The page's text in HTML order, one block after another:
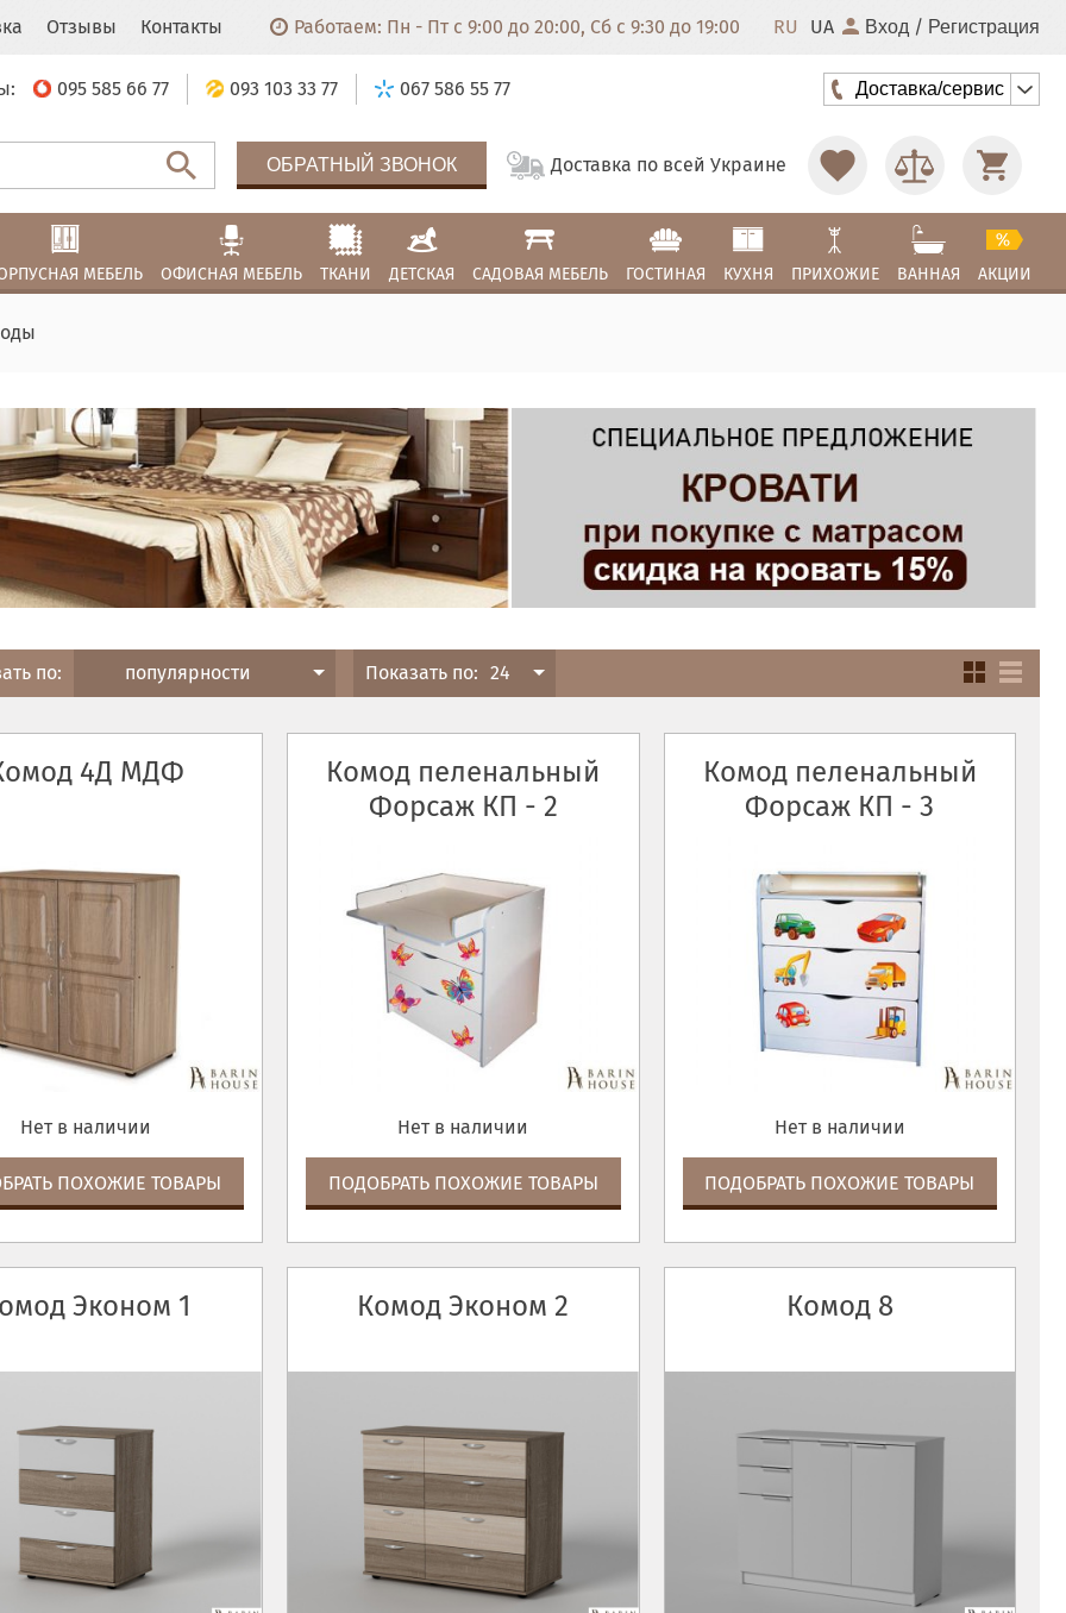
Отзывы Контакты Работаем: Пн - Пт с 9:00 до 20:00, Сб с 9:30 до 19:00 RU UA Вход / Регистрация
095 585 66 77 093 103 33 77 067 586 55 77 Доставка/сервис
ОБРАТНЫЙ ЗВОНОК Доставка по всей Украине
МЕБЕЛЬ ОФИСНАЯ МЕБЕЛЬ ТКАНИ ДЕТСКАЯ САДОВАЯ МЕБЕЛЬ ГОСТИНАЯ КУХНЯ ПРИХОЖИЕ ВАННАЯ АКЦИИ
по: популярности Показать по: 24
4Д МДФ
Нет в наличии
ПОХОЖИЕ ТОВАРЫ
Комод пеленальный
Форсаж КП - 2
Нет в наличии
ПОДОБРАТЬ ПОХОЖИЕ ТОВАРЫ
Комод пеленальный
Форсаж КП - 3
Нет в наличии
ПОДОБРАТЬ ПОХОЖИЕ ТОВАРЫ
Эконом 1 Комод Эконом 2 Комод 8